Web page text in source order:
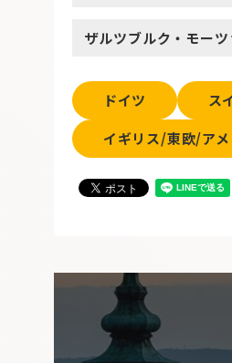
ザルツブルク・モー
ドイツ ス
イギリス/東欧/アメ